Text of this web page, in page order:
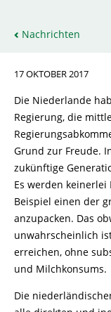
Nachrichten
17 OKTOBER 2017
Die Niederlande
Regierung, die
Grund zur Freude.
zukünftige
Es werden
Beispiel einen der
anzupacken. Das
unwahrscheinlich
erreichen, ohne
und Milchkonsums.
Die